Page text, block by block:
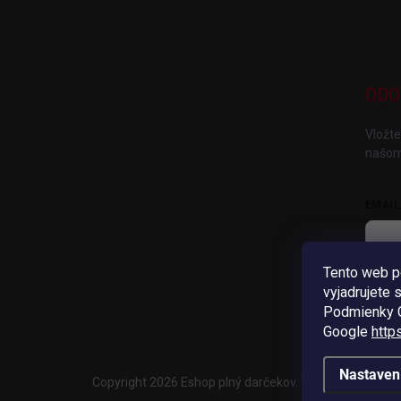
Tento web
vyjadrujete
Podmienky
Google
Copyright 2026 Eshop plný darčekov . Všetky práva